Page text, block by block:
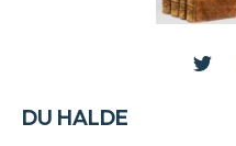
DU HALDE